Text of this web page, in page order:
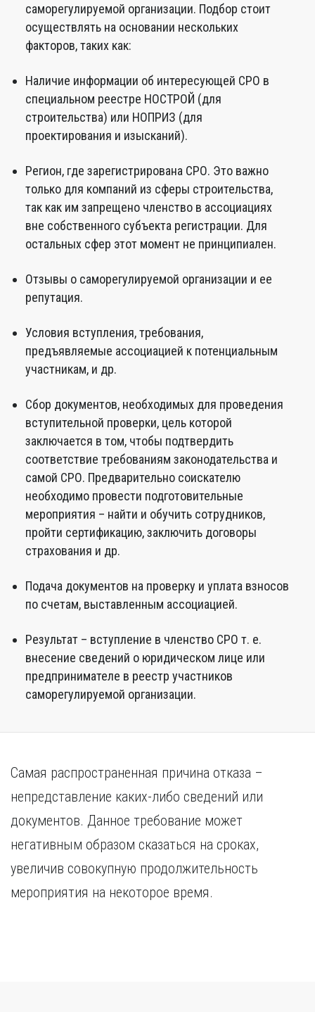
саморегулируемой организации. Подбор стоит
осуществлять на основании нескольких
факторов, таких как:
Наличие информации об интересующей СРО в
специальном реестре НОСТРОЙ (для
строительства) или НОПРИЗ (для
проектирования и изысканий).
Регион, где зарегистрирована СРО. Это важно
только для компаний из сферы строительства,
так как им запрещено членство в ассоциациях
вне собственного субъекта регистрации. Для
остальных сфер этот момент не принципиален.
Отзывы о саморегулируемой организации и ее
репутация.
Условия вступления, требования,
предъявляемые ассоциацией к потенциальным
участникам, и др.
Сбор документов, необходимых для проведения
вступительной проверки, цель которой
заключается в том, чтобы подтвердить
соответствие требованиям законодательства и
самой СРО. Предварительно соискателю
необходимо провести подготовительные
мероприятия – найти и обучить сотрудников,
пройти сертификацию, заключить договоры
страхования и др.
Подача документов на проверку и уплата взносов
по счетам, выставленным ассоциацией.
Результат – вступление в членство СРО т. е.
внесение сведений о юридическом лице или
предпринимателе в реестр участников
саморегулируемой организации.
Самая распространенная причина отказа –
непредставление каких-либо сведений или
документов. Данное требование может
негативным образом сказаться на сроках,
увеличив совокупную продолжительность
мероприятия на некоторое время.